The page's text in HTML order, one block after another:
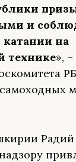
и
катании на
технике»,